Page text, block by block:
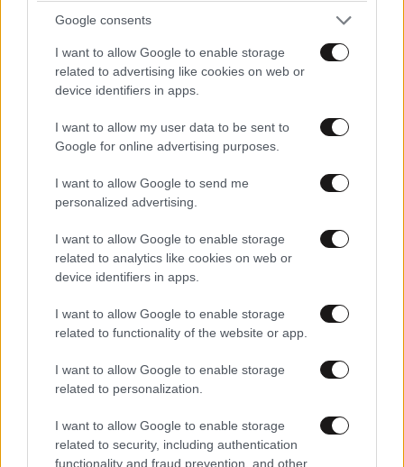
Google consents
I want to allow Google to enable storage
related to advertising like cookies on web or
device identifiers in apps.
I want to allow my user data to be sent to
Google for online advertising purposes.
I want to allow Google to send me
personalized advertising.
I want to allow Google to enable storage
related to analytics like cookies on web or
device identifiers in apps.
I want to allow Google to enable storage
related to functionality of the website or app.
I want to allow Google to enable storage
related to personalization.
I want to allow Google to enable storage
related to security, including authentication
functionality and fraud prevention, and other
ΠΟΛΙΤΙΚΗ06·08·2026 06:19
ανοιχτούς λογαριασμούς με Λιβύη, Αλβανία και
Τουρκία για τη χάραξη ΑΟΖ